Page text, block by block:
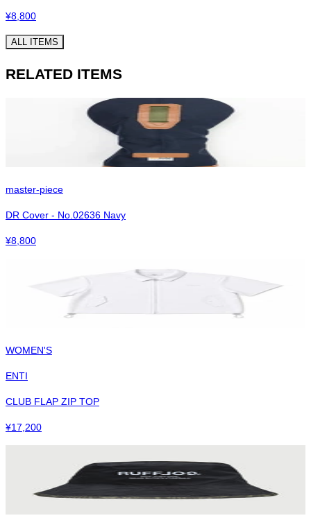
¥8,800
ALL ITEMS
RELATED ITEMS
master-piece
DR Cover - No.02636 Navy
¥8,800
WOMEN'S
ENTI
CLUB FLAP ZIP TOP
¥17,200